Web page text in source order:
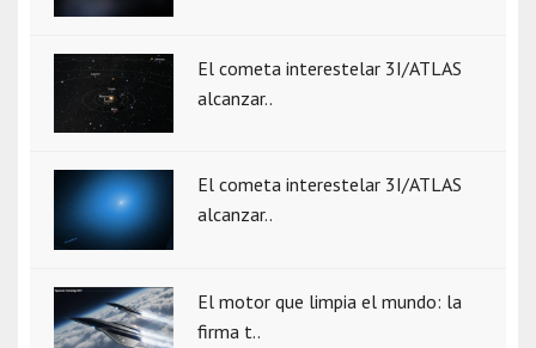
El cometa interestelar 3I/ATLAS
alcanzar..
El cometa interestelar 3I/ATLAS
alcanzar..
El motor que limpia el mundo: la
firma t..